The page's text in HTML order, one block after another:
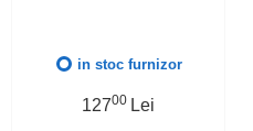
in stoc furnizor
12700 Lei